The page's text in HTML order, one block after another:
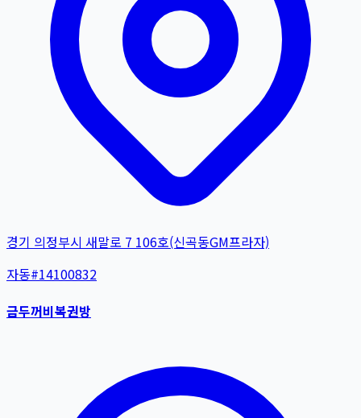
경기 의정부시 새말로 7 106호(신곡동GM프라자)
자동#14100832
금두꺼비복권방